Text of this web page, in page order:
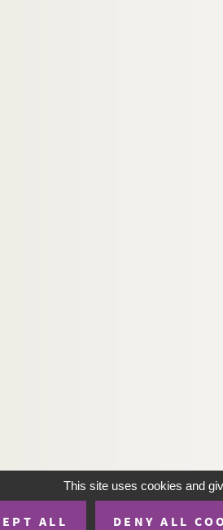
This site uses cookies and
ALL DENY ALL